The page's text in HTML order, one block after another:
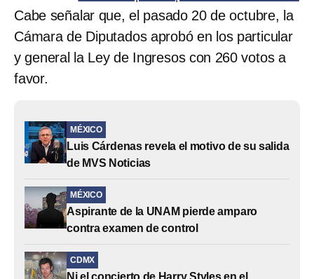
Cabe señalar que, el pasado 20 de octubre, la
Cámara de Diputados aprobó en los particular
y general la Ley de Ingresos con 260 votos a
favor.
MÉXICO
Luis Cárdenas revela el motivo de su salida
de MVS Noticias
MÉXICO
Aspirante de la UNAM pierde amparo
contra examen de control
CDMX
Ni el concierto de Harry Styles en el